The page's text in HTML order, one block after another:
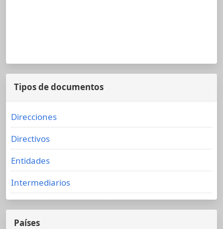
Tipos de documentos
Direcciones
Directivos
Entidades
Intermediarios
Países